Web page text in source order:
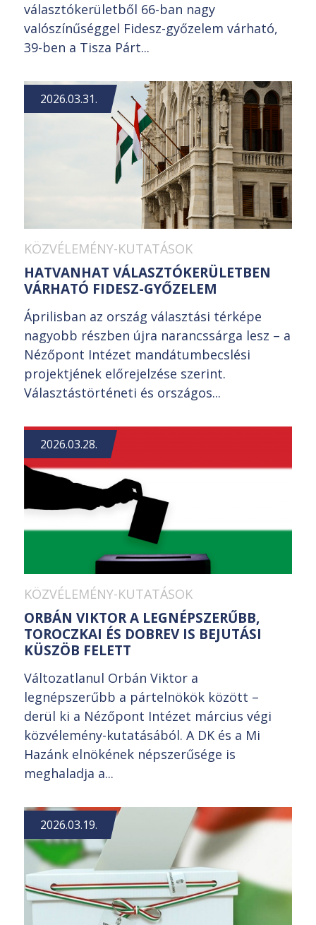
választókerületből 66-ban nagy
valószínűséggel Fidesz-győzelem várható,
39-ben a Tisza Párt...
2026.03.31.
KÖZVÉLEMÉNY-KUTATÁSOK
HATVANHAT VÁLASZTÓKERÜLETBEN
VÁRHATÓ FIDESZ-GYŐZELEM
Áprilisban az ország választási térképe
nagyobb részben újra narancssárga lesz – a
Nézőpont Intézet mandátumbecslési
projektjének előrejelzése szerint.
Választástörténeti és országos...
2026.03.28.
KÖZVÉLEMÉNY-KUTATÁSOK
ORBÁN VIKTOR A LEGNÉPSZERŰBB,
TOROCZKAI ÉS DOBREV IS BEJUTÁSI
KÜSZÖB FELETT
Változatlanul Orbán Viktor a
legnépszerűbb a pártelnökök között –
derül ki a Nézőpont Intézet március végi
közvélemény-kutatásából. A DK és a Mi
Hazánk elnökének népszerűsége is
meghaladja a...
2026.03.19.